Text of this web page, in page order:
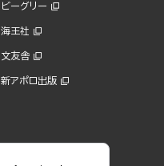
ビーグリー
海王社
文友舎
新アポロ出版